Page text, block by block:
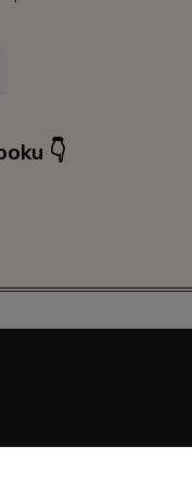
👇